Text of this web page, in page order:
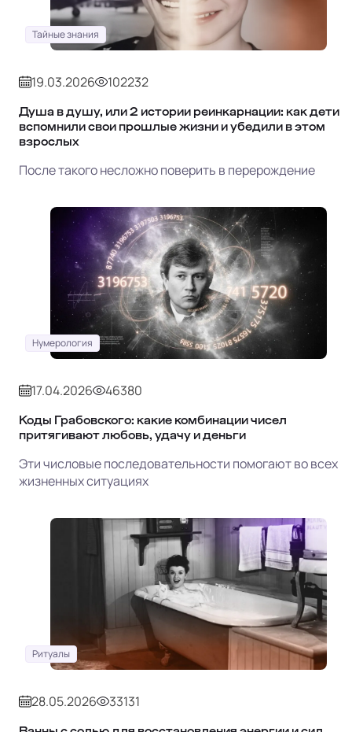
Тайные знания
19.03.2026 102232
Душа в душу, или 2 истории реинкарнации: как дети
вспомнили свои прошлые жизни и убедили в этом
взрослых
После такого несложно поверить в перерождение
Нумерология
17.04.2026 46380
Коды Грабовского: какие комбинации чисел
притягивают любовь, удачу и деньги
Эти числовые последовательности помогают во всех
жизненных ситуациях
Ритуалы
28.05.2026 33131